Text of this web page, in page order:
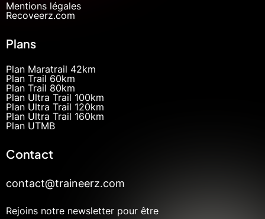
Mentions légales
Recoveerz.com
Plans
Plan Maratrail 42km
Plan Trail 60km
Plan Trail 80km
Plan Ultra Trail 100km
Plan Ultra Trail 120km
Plan Ultra Trail 160km
Plan UTMB
Contact
contact@traineerz.com
Rejoins notre newsletter pour être